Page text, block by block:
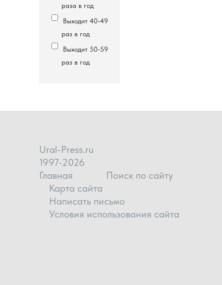
раза в год
Выходит 40-49
раз в год
Выходит 50-59
раз в год
Ural-Press.ru
1997-2026
Главная
Поиск по сайту
Карта сайта
Написать письмо
Условия использования сайта